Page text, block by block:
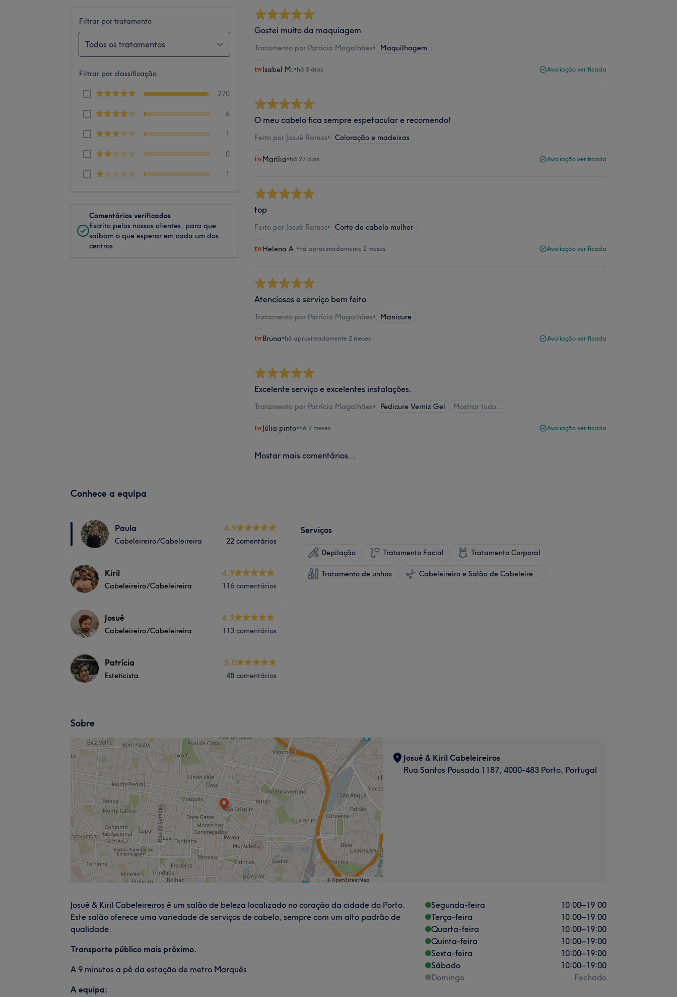
Filtrar por tratamento
Todos os tratamentos
Filtrar por classificação
270
6
1
0
1
Comentários verificados
Escrito pelos nossos clientes, para que
saibam o que esperar em cada um dos
centros.
Gostei muito da maquiagem
Tratamento por Patrícia Magalhães• Maquilhagem
Isabel M. •há 5 dias Avaliação verificada
O meu cabelo fica sempre espetacular e recomendo!
Feito por Josué Ramos• Coloração e madeixas
Marília•há 27 dias Avaliação verificada
top
Feito por Josué Ramos• Corte de cabelo mulher
Helena A. •há aproximadamente 2 meses Avaliação verificada
Atenciosos e serviço bem feito
Tratamento por Patrícia Magalhães• Manicure
Bruna•há aproximadamente 2 meses Avaliação verificada
Excelente serviço e excelentes instalações.
Tratamento por Patrícia Magalhães• Pedicure Verniz Gel Mostrar tudo…
Júlia pinto•há 2 meses Avaliação verificada
Mostar mais comentários...
Conhece a equipa
Paula
Cabeleireiro/Cabeleireira
4.9
22 comentários
Kiril
Cabeleireiro/Cabeleireira
4.9
116 comentários
Josué
Cabeleireiro/Cabeleireira
4.9
113 comentários
Patrícia
Esteticista
5.0
48 comentários
Serviços
Depilação Tratamento Facial Tratamento Corporal
Tratamento de unhas Cabeleireiro e Salão de Cabeleireiro
Sobre
Josué & Kiril Cabeleireiros
Rua Santos Pousada 1187, 4000-483 Porto, Portugal
Josué & Kiril Cabeleireiros é um salão de beleza localizado no coração da cidade do Porto.
Este salão oferece uma variedade de serviços de cabelo, sempre com um alto padrão de
qualidade.
Transporte público mais próximo.
A 9 minutos a pé da estação de metro Marquês.
A equipa:
Segunda-feira 10:00–19:00
Terça-feira
10:00–19:00
Quarta-feira
10:00–19:00
Quinta-feira
10:00–19:00
Sexta-feira
10:00–19:00
Sábado
10:00–19:00
Domingo
Fechado